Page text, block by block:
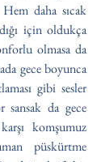
daha sıcak
için oldukça
olmasa da
gece boyunca
gibi sesler
da gece
püskürtme